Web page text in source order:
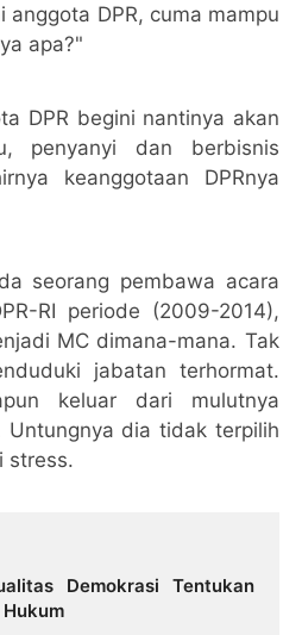
anggota DPR, cuma mampu
apa?"
DPR begini nantinya akan
penyanyi dan berbisnis
keanggotaan DPRnya
seorang pembawa acara
RI periode (2009-2014),
MC dimana-mana. Tak
jabatan terhormat.
keluar dari mulutnya
dia tidak terpilih
stress.
Demokrasi Tentukan